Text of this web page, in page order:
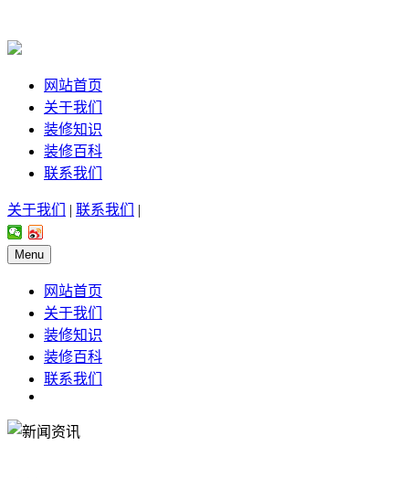
网站首页
关于我们
装修知识
装修百科
联系我们
关于我们 | 联系我们 |
Menu
网站首页
关于我们
装修知识
装修百科
联系我们